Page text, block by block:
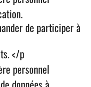
de participer à
</p
personnel